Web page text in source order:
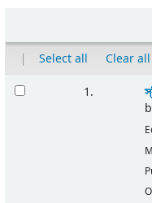
| Select all Clear all
1.